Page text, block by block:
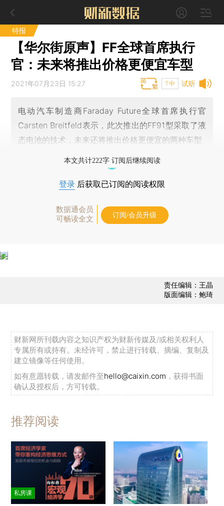
特报
【华尔街原声】FF全球首席执行
官：未来将推出价格更便宜车型
试听
2021年07月23日 15:27 T中
电动汽车制造商Faraday Future全球首席执行官
Carsten Breitfeld表示，此次推出的FF91型采取了液
态电池的技术，未来还将推出价格更便宜的两种车型
本文共计222字 订阅后继续阅读
登录 后获取已订阅的阅读权限
数据通会员
可畅读全文
订阅/会员升级
责任编辑：王晶
版面编辑：鲍琦
财新网所刊载内容之知识产权为财新传媒及/或相关权利人
专属所有或持有。未经许可，禁止进行转载、摘编、复制及
建立镜像等任何使用。
如有意愿转载，请发邮件至hello@caixin.com ，获得书面
确认及授权后，方可转载。
推荐阅读
私房课